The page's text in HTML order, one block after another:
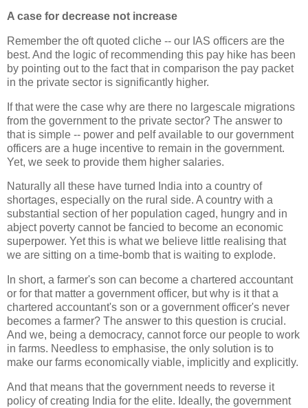
A case for decrease not increase
Remember the oft quoted cliche -- our IAS officers are the
best. And the logic of recommending this pay hike has been
by pointing out to the fact that in comparison the pay packet
in the private sector is significantly higher.
If that were the case why are there no largescale migrations
from the government to the private sector? The answer to
that is simple -- power and pelf available to our government
officers are a huge incentive to remain in the government.
Yet, we seek to provide them higher salaries.
Naturally all these have turned India into a country of
shortages, especially on the rural side. A country with a
substantial section of her population caged, hungry and in
abject poverty cannot be fancied to become an economic
superpower. Yet this is what we believe little realising that
we are sitting on a time-bomb that is waiting to explode.
In short, a farmer's son can become a chartered accountant
or for that matter a government officer, but why is it that a
chartered accountant's son or a government officer's never
becomes a farmer? The answer to this question is crucial.
And we, being a democracy, cannot force our people to work
in farms. Needless to emphasise, the only solution is to
make our farms economically viable, implicitly and explicitly.
And that means that the government needs to reverse it
policy of creating India for the elite. Ideally, the government